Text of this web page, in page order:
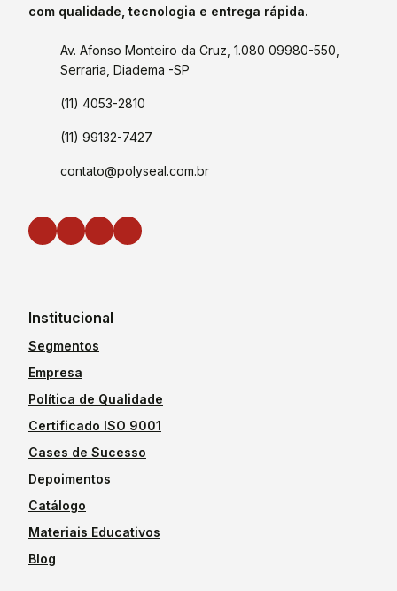
com qualidade, tecnologia e entrega rápida.
Av. Afonso Monteiro da Cruz, 1.080 09980-550,
Serraria, Diadema -SP
(11) 4053-2810
(11) 99132-7427
contato@polyseal.com.br
Institucional
Segmentos
Empresa
Política de Qualidade
Certificado ISO 9001
Cases de Sucesso
Depoimentos
Catálogo
Materiais Educativos
Blog